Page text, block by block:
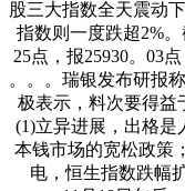
股三大指数全天震动
指数则一度跌超2%。
25点，报25930。03
。。。瑞银发布研报
极表示，料次要得益
(1)立异进展，出格是
本钱市场的宽松政策
电，恒生指数跌幅